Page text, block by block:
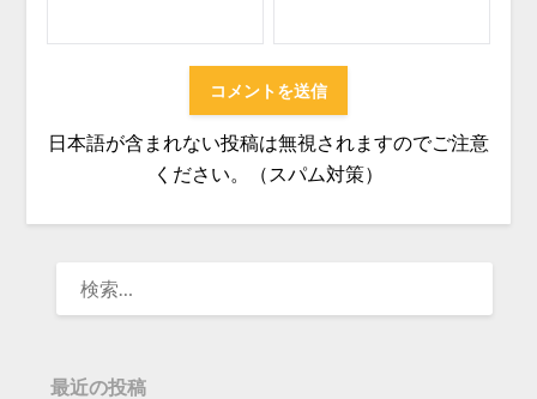
日本語が含まれない投稿は無視されますのでご注意
ください。（スパム対策）
最近の投稿